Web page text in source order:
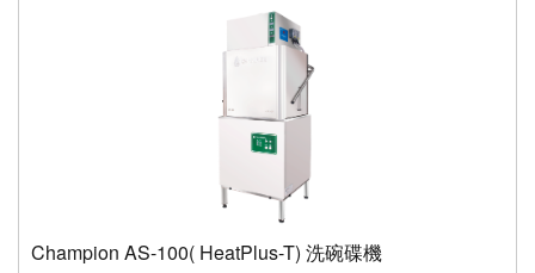
Champion AS-100( HeatPlus-T) 洗碗碟機